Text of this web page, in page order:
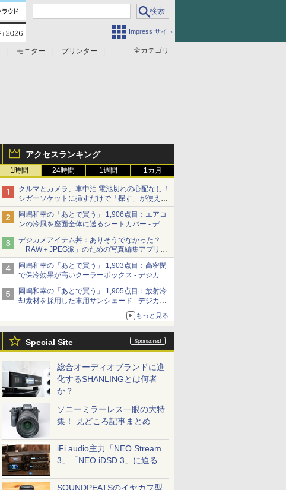
Impress サイト
全カテゴリ
モニター
プリンター
アクセスランキング
1時間 24時間 1週間 1カ月
クルマとカメラ、車中泊 電池切れの心配なし！
シガーソケットに挿すだけで「探す」が使える
スマートタグ - デジカメ Watch
岡嶋和幸の「あとで買う」 1,906点目：エアコ
ンの冷風を座面全体に送るシートカバー - デジ
カメ Watch
デジカメアイテム丼：ありそうでなかった？
「RAW＋JPEG派」のための写真編集アプリ
カメラデフォルトのJPEGを大切にする
「Filmator」
岡嶋和幸の「あとで買う」 1,903点目：高密閉
で保冷効果が高いクーラーボックス - デジカメ
Watch
岡嶋和幸の「あとで買う」 1,905点目：放射冷
却素材を採用した車用サンシェード - デジカメ
もっと見る
Special Site
総合オーディオブランドに進
化するSHANLINGとは何者
か？
ソニーミラーレス一眼の大特
集！ 見どころ記事まとめ
iFi audio主力「NEO Stream
3」「NEO iDSD 3」に迫る
SOUNDPEATSのイヤカフ型